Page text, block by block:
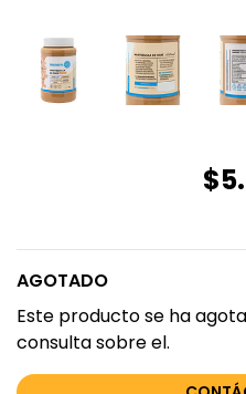
AGOTADO
Este producto se ha
consulta sobre el.